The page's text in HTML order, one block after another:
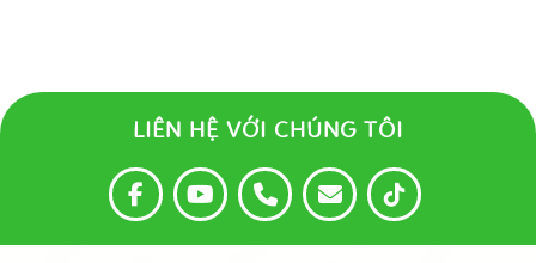
LIÊN HỆ VỚI CHÚNG TÔI